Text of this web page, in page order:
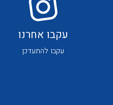
לכל מוצרי היצרן
עקבו אחרנו
עקבו להתעדכן